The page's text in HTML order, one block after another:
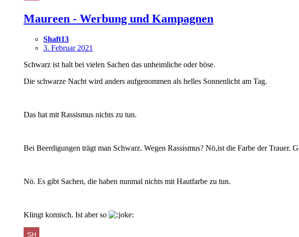
Maureen - Werbung und Kampagnen
Shaft13
3. Februar 2021
Schwarz ist halt bei vielen Sachen das unheimliche oder böse.
Die schwarze Nacht wird anders aufgenommen als helles Sonnenlicht am Tag.
Das hat mit Rassismus nichts zu tun.
Bei Beerdigungen trägt man Schwarz. Wegen Rassismus? Nö,ist die Farbe der
Nö. Es gibt Sachen, die haben nunmal nichts mit Hautfarbe zu tun.
Klingt komisch. Ist aber so